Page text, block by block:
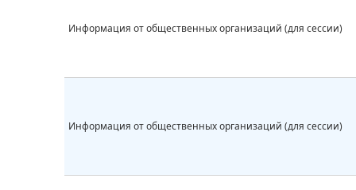
Информация от общественных организаций (для сессии)
Информация от общественных организаций (для сессии)